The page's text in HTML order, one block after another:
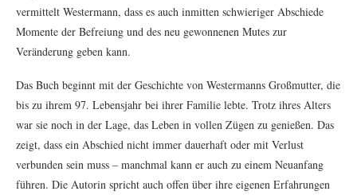
vermittelt Westermann, dass es auch inmitten schwieriger Abschiede
Momente der Befreiung und des neu gewonnenen Mutes zur
Veränderung geben kann.
Das Buch beginnt mit der Geschichte von Westermanns Großmutter, die
bis zu ihrem 97. Lebensjahr bei ihrer Familie lebte. Trotz ihres Alters
war sie noch in der Lage, das Leben in vollen Zügen zu genießen. Das
zeigt, dass ein Abschied nicht immer dauerhaft oder mit Verlust
verbunden sein muss – manchmal kann er auch zu einem Neuanfang
führen. Die Autorin spricht auch offen über ihre eigenen Erfahrungen